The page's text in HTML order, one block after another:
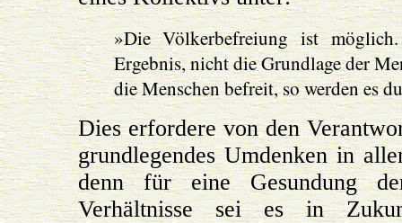
»Die Völkerbefreiung ist
Ergebnis, nicht die Grundlage der
die Menschen befreit, so werden es
Dies erfordere von den
grundlegendes Umdenken in
denn für eine Gesundung
Verhältnisse sei es in